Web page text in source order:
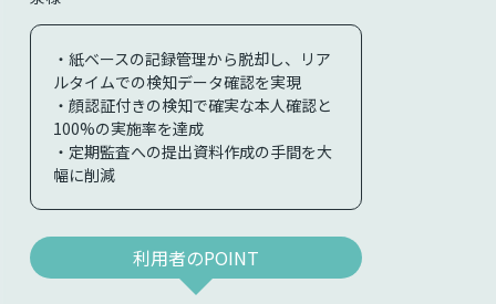
・紙ベースの記録管理から脱却し、リア
ルタイムでの検知データ確認を実現
・顔認証付きの検知で確実な本人確認と
100%の実施率を達成
・定期監査への提出資料作成の手間を大
幅に削減
利用者のPOINT